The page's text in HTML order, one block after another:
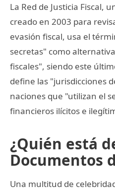
La Red de Justicia Fiscal,
creado en 2003 para
evasión fiscal, usa el
secretas" como
fiscales", siendo este
define las "jurisdicciones
naciones que "utilizan el
financieros ilícitos e
¿Quién está
Documentos
Una multitud de